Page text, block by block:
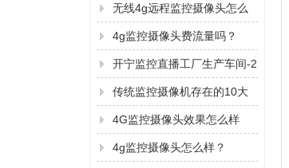
通道异常”解决方法
无线4g远程监控摄像头怎么
连手机
4g监控摄像头费流量吗？
开宁监控直播工厂生产车间-2
传统监控摄像机存在的10大
弊端！
4G监控摄像头效果怎么样
4g监控摄像头怎么样？